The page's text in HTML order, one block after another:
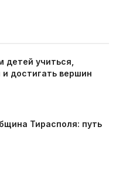
детей учиться,
и достигать вершин
Тирасполя: путь